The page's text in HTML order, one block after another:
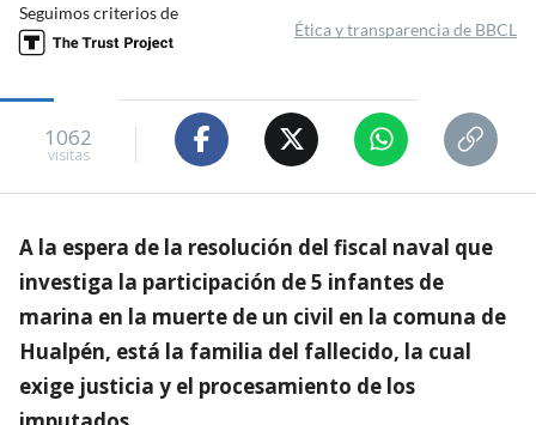
Seguimos criterios de
Ética y transparencia de BBCL
1062
visitas
A la espera de la resolución del fiscal naval que
investiga la participación de 5 infantes de
marina en la muerte de un civil en la comuna de
Hualpén, está la familia del fallecido, la cual
exige justicia y el procesamiento de los